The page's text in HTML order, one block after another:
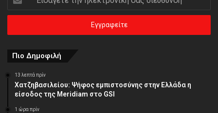
την
ηλεκτρονική
διεύθυνση
Πιο Δημοφιλή
13 λεπτά πρίν
Χατζηβασιλείου: Ψήφος εμπιστοσύνης στην Ελλάδα η
είσοδος της Meridiam στο GSI
1 ώρα πρίν